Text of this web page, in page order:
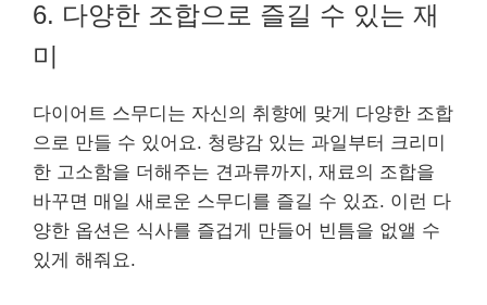
6. 다양한 조합으로 즐길 수 있는 재
미
다이어트 스무디는 자신의 취향에 맞게 다양한 조합
으로 만들 수 있어요. 청량감 있는 과일부터 크리미
한 고소함을 더해주는 견과류까지, 재료의 조합을
바꾸면 매일 새로운 스무디를 즐길 수 있죠. 이런 다
양한 옵션은 식사를 즐겁게 만들어 빈틈을 없앨 수
있게 해줘요.